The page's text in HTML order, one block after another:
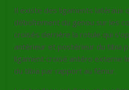
Il existe des ligaments latéraux
déboîtement du genou sur les
croisés derrière la rotule qui
antérieur et postérieur du tibia
ligament croisé antéro externe
du tibia par rapport au fémur.